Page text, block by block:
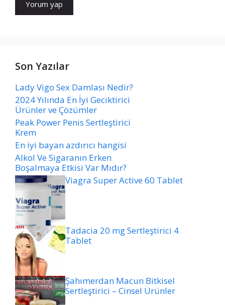
Son Yazılar
Lady Vigo Sex Damlası Nedir?
2024 Yılında En İyi Geciktirici
Ürünler ve Çözümler
Peak Power Penis Sertleştirici
Krem
En iyi bayan azdırıcı hangisi
Alkol Ve Sigaranın Erken
Boşalmaya Etkisi Var Mıdır?
Viagra Super Active 60 Tablet
Tadacia 20 mg Sertleştirici 4
Tablet
Şahımerdan Macun Bitkisel
Sertleştirici – Cinsel Ürünler